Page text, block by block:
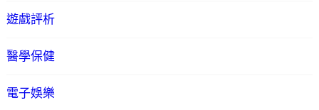
遊戲評析
醫學保健
電子娛樂